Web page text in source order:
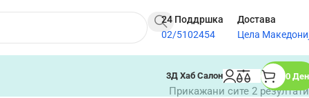
24 Поддршка
02/5102454
Достава
Цела
3Д Хаб Салон 0 Ден
Прикажани сите 2 резултати